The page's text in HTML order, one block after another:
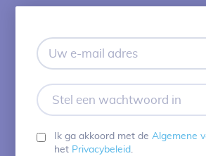
adres
een
in
Ik ga akkoord met de Algemene
het Privacybeleid.